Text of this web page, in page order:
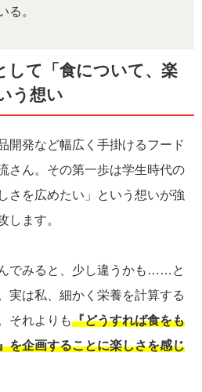
る。
して「食について、楽
う想い
開発など幅広く手掛けるフード
さん。その第一歩は学生時代の
さを広めたい」という想いが強
します。
でみると、少し違うかも……と
実は私、細かく栄養を計算する
それよりも『どうすれば食をも
を企画することに楽しさを感じ